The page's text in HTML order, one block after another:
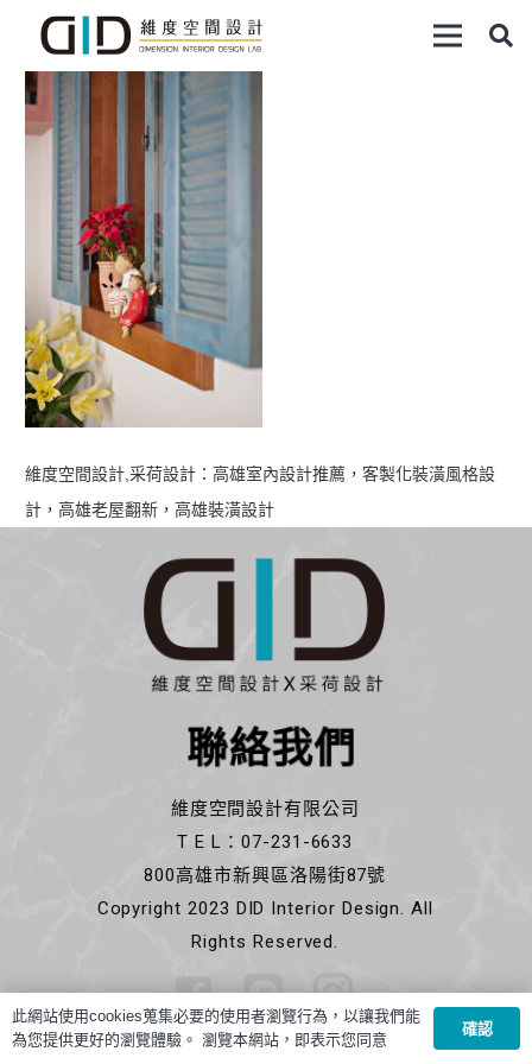
維度空間設計,采荷設計：高雄室內設計推薦，客製化裝潢風格設
計，高雄老屋翻新，高雄裝潢設計
聯絡我們
維度空間設計有限公司
T E L：07-231-6633
800高雄市新興區洛陽街87號
Copyright 2023 DID Interior Design. All
Rights Reserved.
此網站使用cookies蒐集必要的使用者瀏覽行為，以讓我們能
為您提供更好的瀏覽體驗。 瀏覽本網站，即表示您同意
確認